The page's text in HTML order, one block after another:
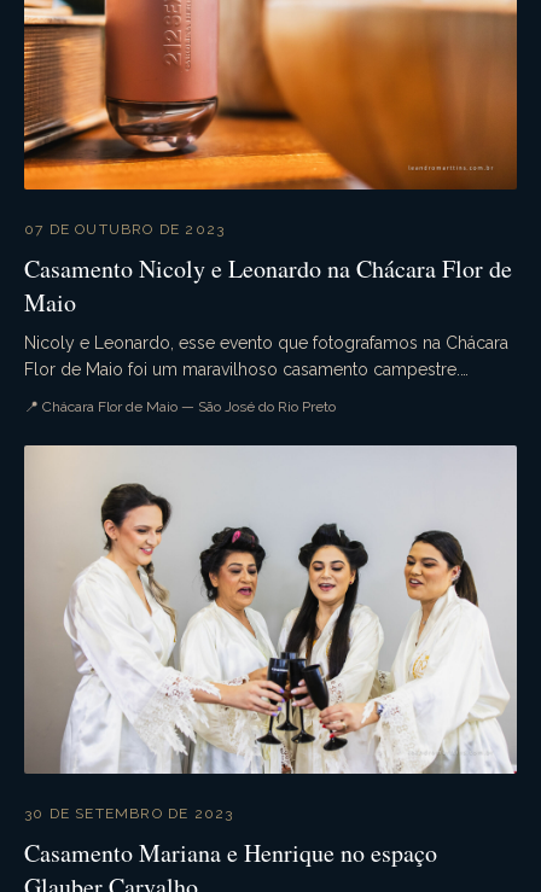
07 DE OUTUBRO DE 2023
Casamento Nicoly e Leonardo na Chácara Flor de
Maio
Nicoly e Leonardo, esse evento que fotografamos na Chácara
Flor de Maio foi um maravilhoso casamento campestre.
📍 Chácara Flor de Maio — São José do Rio Preto
30 DE SETEMBRO DE 2023
Casamento Mariana e Henrique no espaço